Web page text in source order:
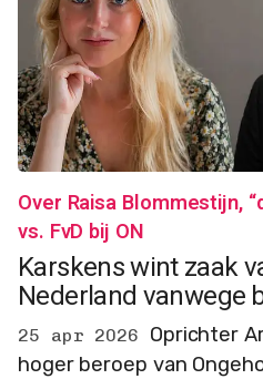
Over Raisa Blommestijn,
vs. FvD bij ON
Karskens wint zaak
Nederland vanwege
25 apr 2026 Oprichter
hoger beroep van